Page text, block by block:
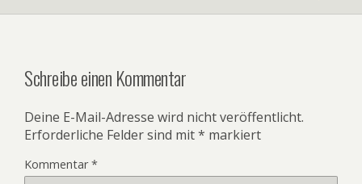
Schreibe einen Kommentar
Deine E-Mail-Adresse wird nicht veröffentlicht.
Erforderliche Felder sind mit* markiert
Kommentar*